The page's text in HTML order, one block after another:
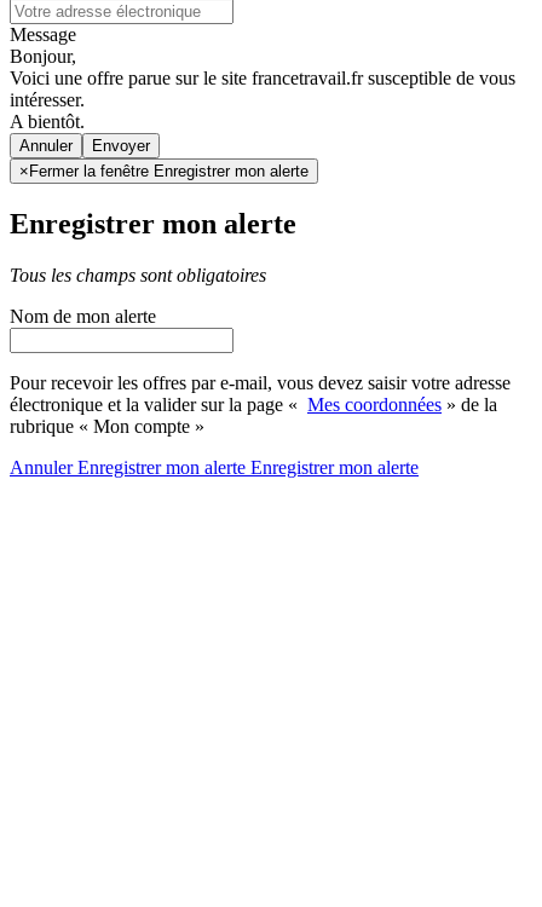
Message
Bonjour,
Voici une offre parue sur le site francetravail.fr susceptible de vous
intéresser.
A bientôt.
Annuler
× Fermer la fenêtre Enregistrer mon alerte
Enregistrer mon alerte
Tous les champs sont obligatoires
Nom de mon alerte
Pour recevoir les offres par e-mail, vous devez saisir votre adresse
électronique et la valider sur la page « Mes coordonnées » de la
rubrique « Mon compte »
AnnulerEnregistrer mon alerte Enregistrermon alerte